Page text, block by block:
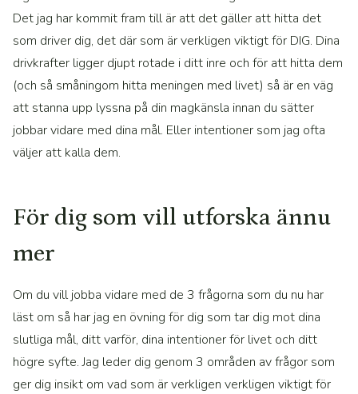
Det jag har kommit fram till är att det gäller att hitta det
som driver dig, det där som är verkligen viktigt för DIG. Dina
drivkrafter ligger djupt rotade i ditt inre och för att hitta dem
(och så småningom hitta meningen med livet) så är en väg
att stanna upp lyssna på din magkänsla innan du sätter
jobbar vidare med dina mål. Eller intentioner som jag ofta
väljer att kalla dem.
För dig som vill utforska ännu
mer
Om du vill jobba vidare med de 3 frågorna som du nu har
läst om så har jag en övning för dig som tar dig mot dina
slutliga mål, ditt varför, dina intentioner för livet och ditt
högre syfte. Jag leder dig genom 3 områden av frågor som
ger dig insikt om vad som är verkligen verkligen viktigt för